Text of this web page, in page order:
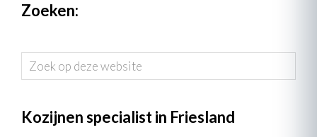
Zoeken:
Zoek
op
website
Kozijnen specialist in Friesland